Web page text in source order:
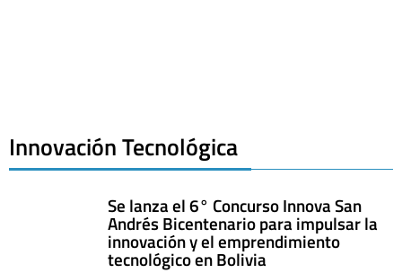
Innovación Tecnológica
Se lanza el 6° Concurso Innova San
Andrés Bicentenario para impulsar la
innovación y el emprendimiento
tecnológico en Bolivia